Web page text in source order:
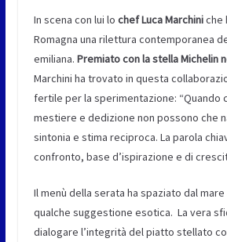
In scena con lui lo chef Luca Marchiniche
Romagna una rilettura contemporanea
emiliana. Premiato con la stella Michelin
Marchini ha trovato in questa
fertile per la sperimentazione: “Quando
mestiere e dedizione non possono che
sintonia e stima reciproca. La parola
confronto, base d’ispirazione e di
Il menù della serata ha spaziato dal mare
qualche suggestione esotica. La vera
dialogare l’integrità del piatto stellato